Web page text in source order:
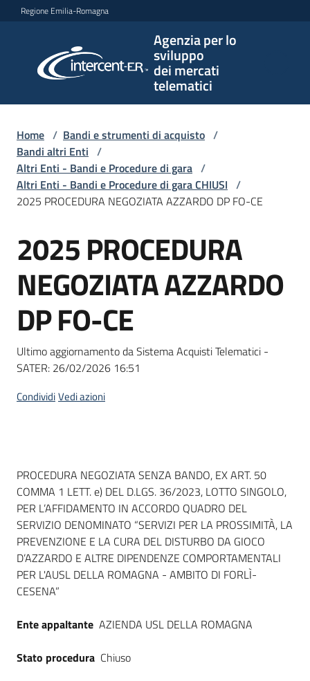
Vai al contenuto
Vai alla navigazione
Vai al footer
Regione Emilia-Romagna
Agenzia per lo
sviluppo
dei mercati
telematici
per lo
sviluppo
telematici
L'Agenzia
Bandi
strumenti
acquisto
Supporto
English
site
Seguici
Home / Bandi e strumenti di acquisto /
Bandi altri Enti /
Altri Enti - Bandi e Procedure di gara /
Altri Enti - Bandi e Procedure di gara CHIUSI /
2025 PROCEDURA NEGOZIATA AZZARDO DP FO-CE
Salta al contenuto
2025 PROCEDURA
NEGOZIATA AZZARDO
DP FO-CE
Ultimo aggiornamento da Sistema Acquisti Telematici -
SATER: 26/02/2026 16:51
CondividiVedi azioni
Dati del bando
PROCEDURA NEGOZIATA SENZA BANDO, EX ART. 50
COMMA 1 LETT. e) DEL D.LGS. 36/2023, LOTTO SINGOLO,
PER L’AFFIDAMENTO IN ACCORDO QUADRO DEL
SERVIZIO DENOMINATO “SERVIZI PER LA PROSSIMITÀ, LA
PREVENZIONE E LA CURA DEL DISTURBO DA GIOCO
D’AZZARDO E ALTRE DIPENDENZE COMPORTAMENTALI
PER L'AUSL DELLA ROMAGNA - AMBITO DI FORLÌ-
CESENA”
Ente appaltante AZIENDA USL DELLA ROMAGNA
Stato procedura Chiuso